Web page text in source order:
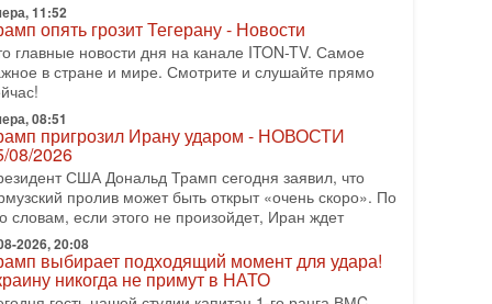
управления полиции Израиля, автор
07-2026, 09:02
за разоружение ХАМАСа - НОВОСТИ
07/2026
исторического соглашения о полном
ХАМАСа и других вооруженных
в
07-2026, 17:59
доведет Трампа до крайних мер? Разбор и
от военного обозревателя Давида Шарпа
вокруг противостояния Ирана и США
с каждым днем. Почему Трамп в самый
момент отменил решение о нанесении
11:52
опять грозит Тегерану - Новости
главные новости дня на канале ITON-TV. Самое
в стране и мире. Смотрите и слушайте прямо
08:51
пригрозил Ирану ударом - НОВОСТИ
08/2026
США Дональд Трамп сегодня заявил, что
пролив может быть открыт «очень скоро». По
словам, если этого не произойдет, Иран ждет
2026, 20:08
выбирает подходящий момент для удара!
никогда не примут в НАТО